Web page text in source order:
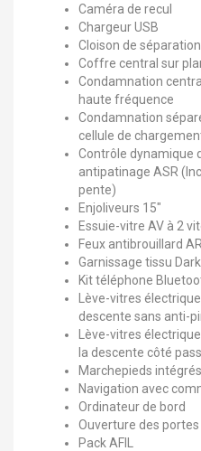
Caméra de recul
Chargeur USB
Cloison de
Coffre central sur
Condamnation
haute fréquence
Condamnation
cellule de
Contrôle dynamique
antipatinage ASR
pente)
Enjoliveurs 15"
Essuie-vitre AV à 2
Feux antibrouillard AR
Garnissage tissu
Kit téléphone
Lève-vitres
descente sans anti-
Lève-vitres
la descente côté
Marchepieds
Navigation avec
Ordinateur de bord
Ouverture des portes
Pack AFIL